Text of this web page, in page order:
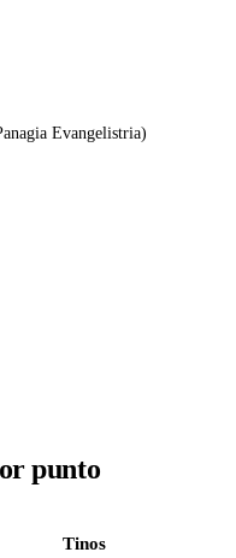
Evangelistria)
punto
Tinos